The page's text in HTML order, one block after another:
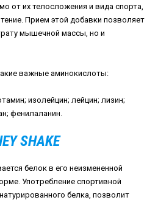
от их телосложения и вида спорта,
Прием этой добавки позволяет
мышечной массы, но и
важные аминокислоты:
изолейцин; лейцин; лизин;
фенилаланин.
SHAKE
белок в его неизмененной
Употребление спортивной
белка, позволит